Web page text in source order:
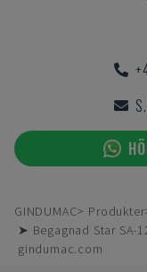
GINDUMAC Produkter
➤ Begagnad Star SA-
gindumac.com